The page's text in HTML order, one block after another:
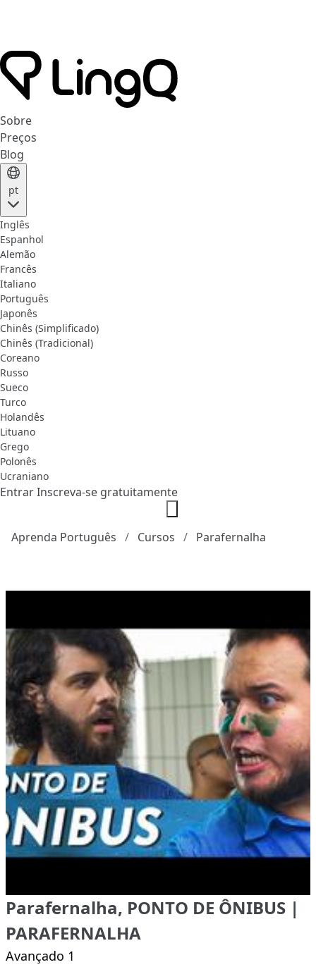
Sobre
Preços
Blog
pt
Inglês
Espanhol
Alemão
Francês
Italiano
Português
Japonês
Chinês (Simplificado)
Chinês (Tradicional)
Coreano
Russo
Sueco
Turco
Holandês
Lituano
Grego
Polonês
Ucraniano
EntrarInscreva-se gratuitamente
Aprenda Português Cursos Parafernalha
Parafernalha, PONTO DE ÔNIBUS |
PARAFERNALHA
Avançado 1